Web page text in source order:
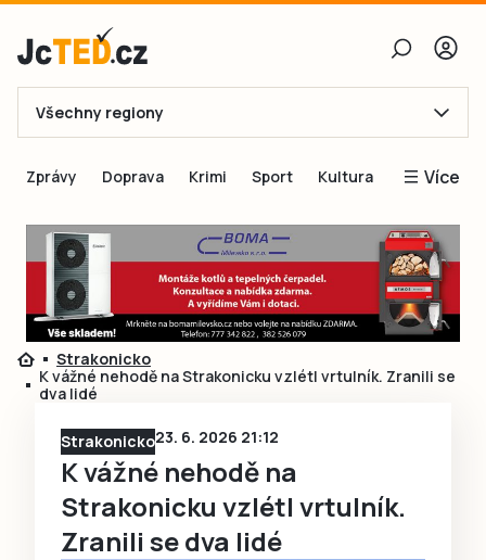
E-mail
Obnovit heslo
Přihlásit se
Přihlásit se přes Facebook
Všechny regiony
Zprávy Doprava Krimi Sport Kultura Více
Blogy
Inspirace
Čtenáři píší
Speciální přílohy
Strakonicko
K vážné nehodě na Strakonicku vzlétl vrtulník. Zranili se
dva lidé
Strakonicko23. 6. 2026 21:12
K vážné nehodě na
Strakonicku vzlétl vrtulník.
Zranili se dva lidé